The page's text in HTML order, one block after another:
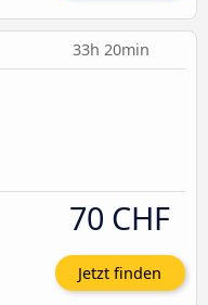
33h 20min
70 CHF
Jetzt finden